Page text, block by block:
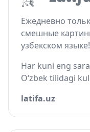
Ежедневно
смешные
узбекском языке!
Har kuni eng
O‘zbek tilidagi
latifa.uz